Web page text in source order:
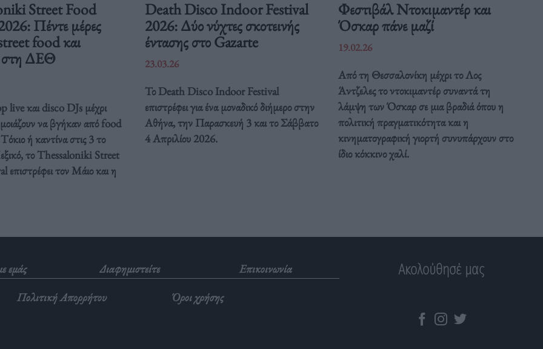
Street Food
Πέντε μέρες
food και
στη ΔΕΘ
και disco DJs μέχρι
μοιάζουν να βγήκαν από food
ή καντίνα στις 3 το
το Thessaloniki Street
επιστρέφει τον Μάιο και η
Death Disco Indoor Festival
2026: Δύο νύχτες σκοτεινής
έντασης στο Gazarte
23.03.26
Το Death Disco Indoor Festival
επιστρέφει για ένα μοναδικό διήμερο στην
Αθήνα, την Παρασκευή 3 και το Σάββατο
4 Απριλίου 2026.
Φεστιβάλ Ντοκιμαντέρ και
Όσκαρ πάνε μαζί
19.02.26
Από τη Θεσσαλονίκη μέχρι το Λος
Άντζελες το ντοκιμαντέρ συναντά τη
λάμψη των Όσκαρ σε μια βραδιά όπου η
πολιτική πραγματικότητα και η
κινηματογραφική γιορτή συνυπάρχουν στο
ίδιο κόκκινο χαλί.
εμάς Διαφημιστείτε
Επικοινωνία
Πολιτική Απορρήτου
Όροι χρήσης
Ακολούθησέ μας